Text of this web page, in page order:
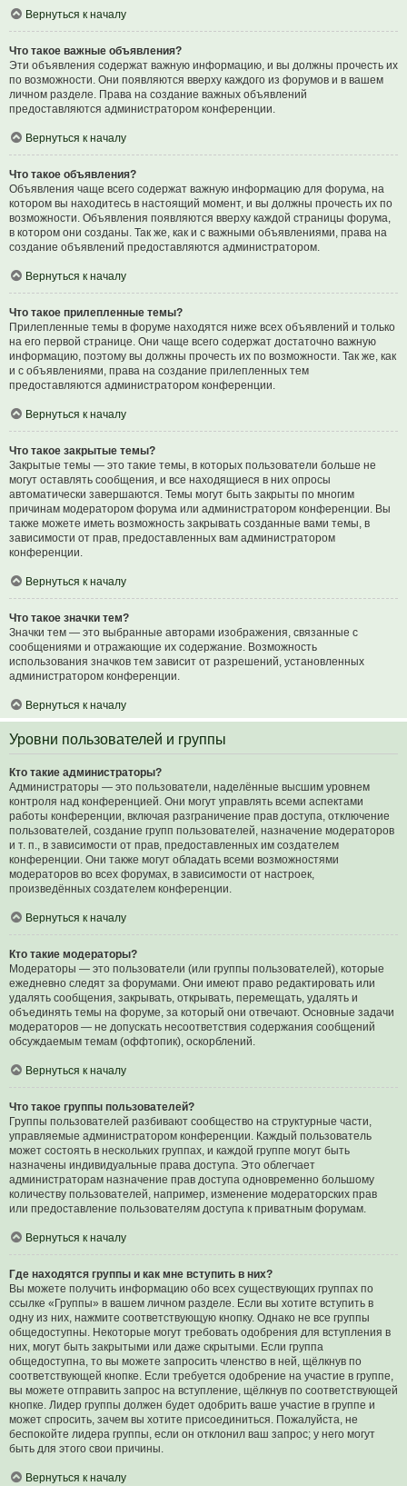
Вернуться к началу
Что такое важные объявления?
Эти объявления содержат важную информацию, и вы должны прочесть их
по возможности. Они появляются вверху каждого из форумов и в вашем
личном разделе. Права на создание важных объявлений
предоставляются администратором конференции.
Вернуться к началу
Что такое объявления?
Объявления чаще всего содержат важную информацию для форума, на
котором вы находитесь в настоящий момент, и вы должны прочесть их по
возможности. Объявления появляются вверху каждой страницы форума,
в котором они созданы. Так же, как и с важными объявлениями, права на
создание объявлений предоставляются администратором.
Вернуться к началу
Что такое прилепленные темы?
Прилепленные темы в форуме находятся ниже всех объявлений и только
на его первой странице. Они чаще всего содержат достаточно важную
информацию, поэтому вы должны прочесть их по возможности. Так же, как
и с объявлениями, права на создание прилепленных тем
предоставляются администратором конференции.
Вернуться к началу
Что такое закрытые темы?
Закрытые темы — это такие темы, в которых пользователи больше не
могут оставлять сообщения, и все находящиеся в них опросы
автоматически завершаются. Темы могут быть закрыты по многим
причинам модератором форума или администратором конференции. Вы
также можете иметь возможность закрывать созданные вами темы, в
зависимости от прав, предоставленных вам администратором
конференции.
Вернуться к началу
Что такое значки тем?
Значки тем — это выбранные авторами изображения, связанные с
сообщениями и отражающие их содержание. Возможность
использования значков тем зависит от разрешений, установленных
администратором конференции.
Вернуться к началу
Уровни пользователей и группы
Кто такие администраторы?
Администраторы — это пользователи, наделённые высшим уровнем
контроля над конференцией. Они могут управлять всеми аспектами
работы конференции, включая разграничение прав доступа, отключение
пользователей, создание групп пользователей, назначение модераторов
и т. п., в зависимости от прав, предоставленных им создателем
конференции. Они также могут обладать всеми возможностями
модераторов во всех форумах, в зависимости от настроек,
произведённых создателем конференции.
Вернуться к началу
Кто такие модераторы?
Модераторы — это пользователи (или группы пользователей), которые
ежедневно следят за форумами. Они имеют право редактировать или
удалять сообщения, закрывать, открывать, перемещать, удалять и
объединять темы на форуме, за который они отвечают. Основные задачи
модераторов — не допускать несоответствия содержания сообщений
обсуждаемым темам (оффтопик), оскорблений.
Вернуться к началу
Что такое группы пользователей?
Группы пользователей разбивают сообщество на структурные части,
управляемые администратором конференции. Каждый пользователь
может состоять в нескольких группах, и каждой группе могут быть
назначены индивидуальные права доступа. Это облегчает
администраторам назначение прав доступа одновременно большому
количеству пользователей, например, изменение модераторских прав
или предоставление пользователям доступа к приватным форумам.
Вернуться к началу
Где находятся группы и как мне вступить в них?
Вы можете получить информацию обо всех существующих группах по
ссылке «Группы» в вашем личном разделе. Если вы хотите вступить в
одну из них, нажмите соответствующую кнопку. Однако не все группы
общедоступны. Некоторые могут требовать одобрения для вступления в
них, могут быть закрытыми или даже скрытыми. Если группа
общедоступна, то вы можете запросить членство в ней, щёлкнув по
соответствующей кнопке. Если требуется одобрение на участие в группе,
вы можете отправить запрос на вступление, щёлкнув по соответствующей
кнопке. Лидер группы должен будет одобрить ваше участие в группе и
может спросить, зачем вы хотите присоединиться. Пожалуйста, не
беспокойте лидера группы, если он отклонил ваш запрос; у него могут
быть для этого свои причины.
Вернуться к началу